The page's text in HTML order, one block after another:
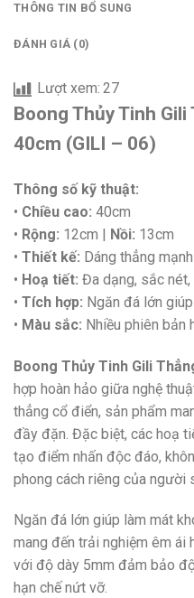
THÔNG TIN BỔ SUNG
ĐÁNH GIÁ (0)
Lượt xem: 27
Boong Thủy Tinh Gili
40cm (GILI – 06)
Thông số kỹ thuật:
• Chiều cao: 40cm
• Rộng: 12cm | Nồi: 13cm
• Thiết kế: Dáng thẳng
• Hoạ tiết: Đa dạng, sắc
• Tích hợp: Ngăn đá lớn
• Màu sắc: Nhiều phiên bản
Boong Thủy Tinh Gili
hợp hoàn hảo giữa nghệ
thẳng cổ điển, sản phẩm
đầy đặn. Đặc biệt, các hoạ
tạo điểm nhấn độc đáo,
phong cách riêng của người
Ngăn đá lớn giúp làm mát
mang đến trải nghiệm êm ái
với độ dày 5mm đảm bảo
hạn chế nứt vỡ.